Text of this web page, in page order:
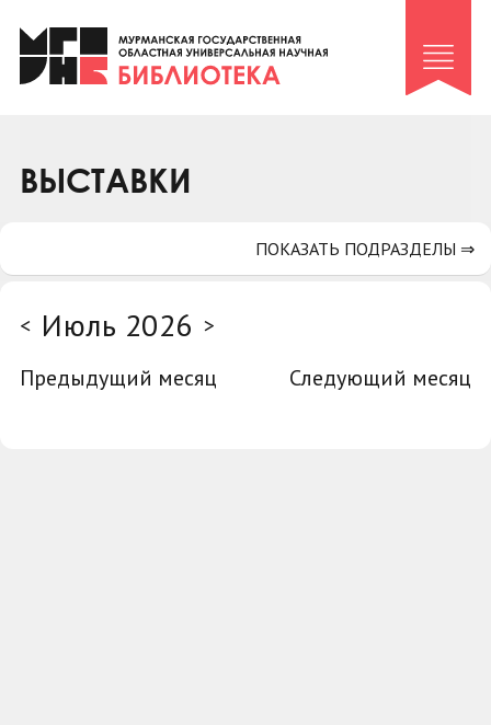
Клуб «Гиря и сельдерей»
Клуб «Семейный архив»
Коллегам
ВЫСТАВКИ
< Июль 2026 >
Предыдущий месяц
Следующий месяц
ПОКАЗАТЬ ПОДРАЗДЕЛЫ ⇒